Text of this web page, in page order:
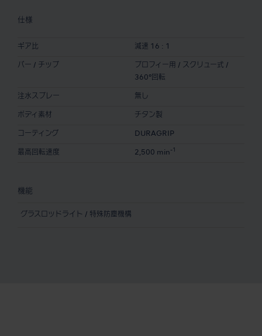
仕様
ギア比 減速 16 : 1
バー / チップ
プロフィー用 / スクリュー式 /
360°回転
注水スプレー 無し
ボディ素材 チタン製
コーティング DURAGRIP
最高回転速度 2,500 min -1
機能
グラスロッドライト / 特殊防塵機構